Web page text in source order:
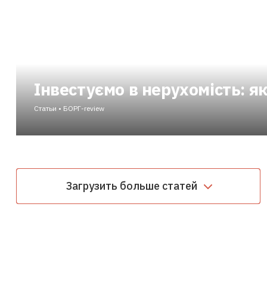
Інвестуємо в нерухомість:
Статьи • БОРГ-review
Загрузить больше статей